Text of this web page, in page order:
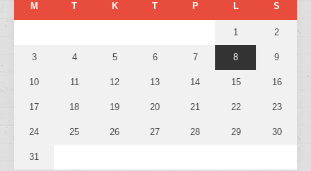
M T K T P L S
1 2
3 4 5 6 7 8 9
10 11 12 13 14 15 16
17 18 19 20 21 22 23
24 25 26 27 28 29 30
31